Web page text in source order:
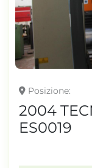
TONNELLAGGIO
Posizione
2004
ES0019